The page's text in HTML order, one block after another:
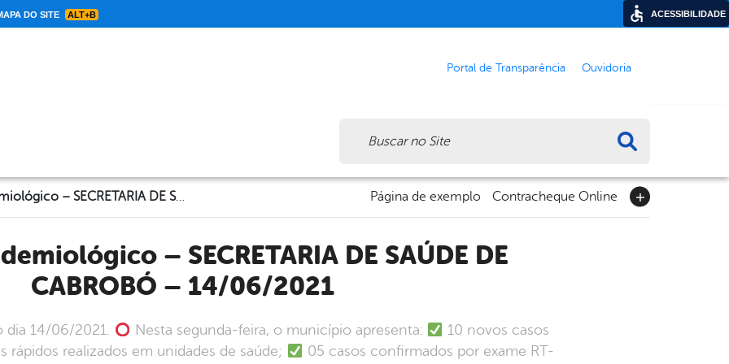
DO SITE ALT+B
Portal de Transparência Ouvidoria
Informe Epidemiológico – SECRETARIA DE SAÚDE DE CABROBÓ – 14/06/2021 Página de exemplo Contracheque Online
CABROBÓ – 14/06/2021
dia 14/06/2021. Nesta segunda-feira, o município apresenta:
10 novos casos
rápidos realizados em unidades de saúde;
05 casos confirmados por exame RT-
ACESSIBILIDADE